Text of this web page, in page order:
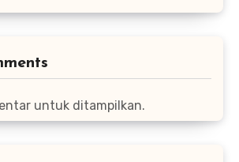
untuk ditampilkan.